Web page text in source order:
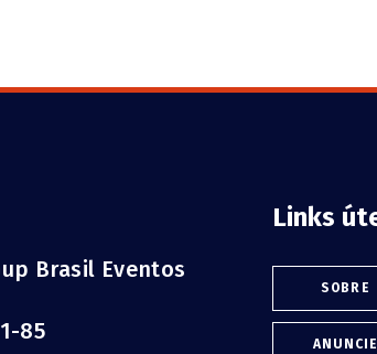
Brasil Eventos
85
Links
SOBRE
ANUNCIE